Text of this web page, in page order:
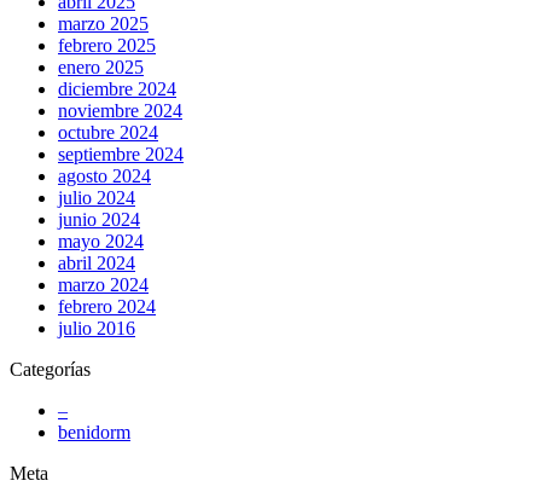
marzo 2025
febrero 2025
enero 2025
diciembre 2024
noviembre 2024
octubre 2024
septiembre 2024
agosto 2024
julio 2024
junio 2024
mayo 2024
abril 2024
marzo 2024
febrero 2024
julio 2016
Categorías
–
benidorm
Meta